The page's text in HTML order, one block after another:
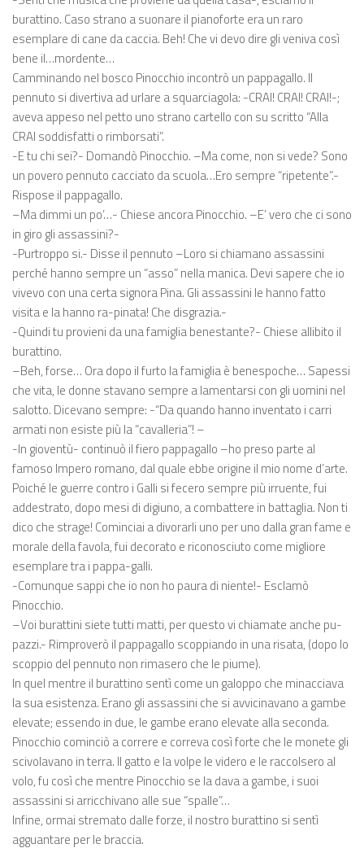
burattino. Caso strano a suonare il pianoforte era un raro
esemplare di cane da caccia. Beh! Che vi devo dire gli veniva così
bene il…mordente…
Camminando nel bosco Pinocchio incontrò un pappagallo. Il
pennuto si divertiva ad urlare a squarciagola: -CRAI! CRAI! CRAI!-;
aveva appeso nel petto uno strano cartello con su scritto “Alla
CRAI soddisfatti o rimborsati”.
-E tu chi sei?- Domandò Pinocchio. –Ma come, non si vede? Sono
un povero pennuto cacciato da scuola…Ero sempre “ripetente”.-
Rispose il pappagallo.
–Ma dimmi un po’…- Chiese ancora Pinocchio. –E’ vero che ci sono
in giro gli assassini?-
-Purtroppo si.- Disse il pennuto –Loro si chiamano assassini
perché hanno sempre un “asso” nella manica. Devi sapere che io
vivevo con una certa signora Pina. Gli assassini le hanno fatto
visita e la hanno ra-pinata! Che disgrazia.-
-Quindi tu provieni da una famiglia benestante?- Chiese allibito il
burattino.
–Beh, forse… Ora dopo il furto la famiglia è benespoche… Sapessi
che vita, le donne stavano sempre a lamentarsi con gli uomini nel
salotto. Dicevano sempre: -“Da quando hanno inventato i carri
armati non esiste più la “cavalleria”! –
-In gioventù- continuò il fiero pappagallo –ho preso parte al
famoso Impero romano, dal quale ebbe origine il mio nome d’arte.
Poiché le guerre contro i Galli si fecero sempre più irruente, fui
addestrato, dopo mesi di digiuno, a combattere in battaglia. Non ti
dico che strage! Cominciai a divorarli uno per uno dalla gran fame e
morale della favola, fui decorato e riconosciuto come migliore
esemplare tra i pappa-galli.
-Comunque sappi che io non ho paura di niente!- Esclamò
Pinocchio.
–Voi burattini siete tutti matti, per questo vi chiamate anche pu-
pazzi.- Rimproverò il pappagallo scoppiando in una risata, (dopo lo
scoppio del pennuto non rimasero che le piume).
In quel mentre il burattino sentì come un galoppo che minacciava
la sua esistenza. Erano gli assassini che si avvicinavano a gambe
elevate; essendo in due, le gambe erano elevate alla seconda.
Pinocchio cominciò a correre e correva così forte che le monete gli
scivolavano in terra. Il gatto e la volpe le videro e le raccolsero al
volo, fu così che mentre Pinocchio se la dava a gambe, i suoi
assassini si arricchivano alle sue “spalle”…
Infine, ormai stremato dalle forze, il nostro burattino si sentì
agguantare per le braccia.